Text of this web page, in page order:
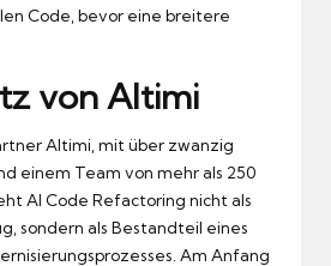
Code, bevor eine breitere
von Altimi
Altimi, mit über zwanzig
einem Team von mehr als 250
AI Code Refactoring nicht als
sondern als Bestandteil eines
Am Anfang